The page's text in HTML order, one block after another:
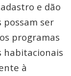
e dão
possam ser
programas
habitacionais
à